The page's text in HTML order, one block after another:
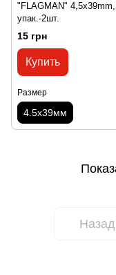
"FLAGMAN" 4,5x39mm,
упак.-2шт.
15 грн
Купить
Размер
4.5x39мм
Назад